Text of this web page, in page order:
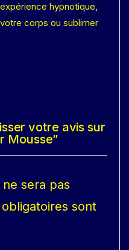
hypnotique,
corps ou sublimer
votre avis sur
Mousse”
sera pas
sont